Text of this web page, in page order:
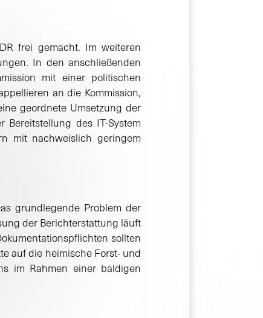
frei gemacht. Im weiteren
In den anschließenden
mit einer politischen
an die Kommission,
geordnete Umsetzung der
des IT-System
mit nachweislich geringem
grundlegende Problem der
der Berichterstattung läuft
sollten
auf die heimische Forst- und
im Rahmen einer baldigen